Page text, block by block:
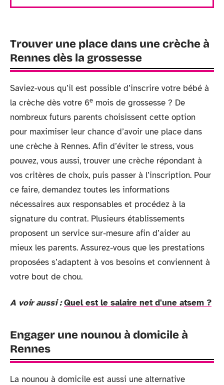
Trouver une place dans une crèche à
Rennes dès la grossesse
Saviez-vous qu’il est possible d’inscrire votre bébé à
la crèche dès votre 6e mois de grossesse ? De
nombreux futurs parents choisissent cette option
pour maximiser leur chance d’avoir une place dans
une crèche à Rennes. Afin d’éviter le stress, vous
pouvez, vous aussi, trouver une crèche répondant à
vos critères de choix, puis passer à l’inscription. Pour
ce faire, demandez toutes les informations
nécessaires aux responsables et procédez à la
signature du contrat. Plusieurs établissements
proposent un service sur-mesure afin d’aider au
mieux les parents. Assurez-vous que les prestations
proposées s’adaptent à vos besoins et conviennent à
votre bout de chou.
A voir aussi : Quel est le salaire net d'une atsem ?
Engager une nounou à domicile à
Rennes
La nounou à domicile est aussi une alternative